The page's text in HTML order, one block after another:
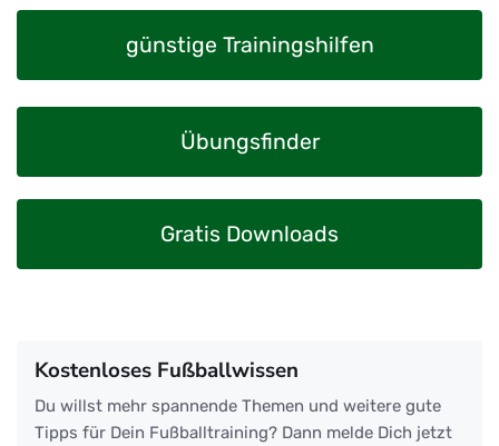
günstige Trainingshilfen
Übungsfinder
Gratis Downloads
Kostenloses Fußballwissen
Du willst mehr spannende Themen und weitere gute
Tipps für Dein Fußballtraining? Dann melde Dich jetzt